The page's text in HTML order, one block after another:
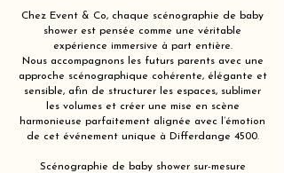
Chez Event & Co, chaque scénographie de baby
shower est pensée comme une véritable
expérience immersive à part entière.
Nous accompagnons les futurs parents avec une
approche scénographique cohérente, élégante et
sensible, afin de structurer les espaces, sublimer
les volumes et créer une mise en scène
harmonieuse parfaitement alignée avec l’émotion
de cet événement unique à Differdange 4500.
Scénographie de baby shower sur-mesure